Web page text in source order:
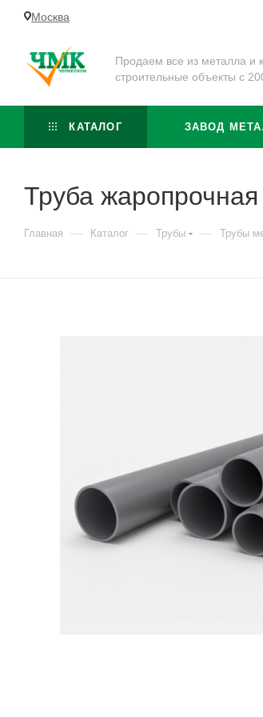
Москва
Продаем все из металла и
строительные объекты с
КАТАЛОГ ЗАВОД
Труба
Главная — Каталог — Трубы — Трубы